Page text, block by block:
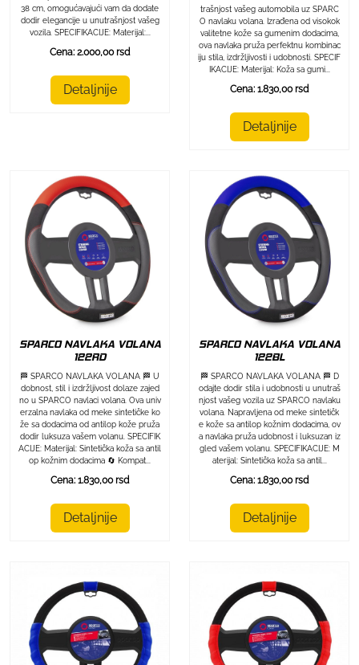
38 cm, omogućavajući vam da dodate
dodir elegancije u unutrašnjost vašeg
vozila. SPECIFIKACIJE: Materijal:...
Cena: 2.000,00 rsd
Detaljnije
trašnjost vašeg automobila uz SPARC
O navlaku volana. Izrađena od visokok
valitetne kože sa gumenim dodacima,
ova navlaka pruža perfektnu kombinac
iju stila, izdržljivosti i udobnosti. SPECIF
IKACIJE: Materijal: Koža sa gumi...
Cena: 1.830,00 rsd
Detaljnije
SPARCO NAVLAKA VOLANA
122RD
🏁 SPARCO NAVLAKA VOLANA 🏁 U
dobnost, stil i izdržljivost dolaze zajed
no u SPARCO navlaci volana. Ova univ
erzalna navlaka od meke sintetičke ko
že sa dodacima od antilop kože pruža
dodir luksuza vašem volanu. SPECIFIK
ACIJE: Materijal: Sintetička koža sa antil
op kožnim dodacima 🔄 Kompat...
Cena: 1.830,00 rsd
Detaljnije
SPARCO NAVLAKA VOLANA
122BL
🏁 SPARCO NAVLAKA VOLANA 🏁 D
odajte dodir stila i udobnosti u unutraš
njost vašeg vozila uz SPARCO navlaku
volana. Napravljena od meke sintetičk
e kože sa antilop kožnim dodacima, ov
a navlaka pruža udobnost i luksuzan iz
gled vašem volanu. SPECIFIKACIJE: M
aterijal: Sintetička koža sa antil...
Cena: 1.830,00 rsd
Detaljnije